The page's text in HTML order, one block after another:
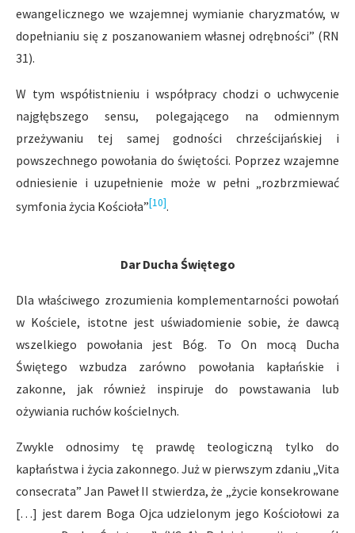
ewangelicznego we wzajemnej wymianie charyzmatów, w
dopełnianiu się z poszanowaniem własnej odrębności” (RN
31).
W tym współistnieniu i współpracy chodzi o uchwycenie
najgłębszego sensu, polegającego na odmiennym
przeżywaniu tej samej godności chrześcijańskiej i
powszechnego powołania do świętości. Poprzez wzajemne
odniesienie i uzupełnienie może w pełni „rozbrzmiewać
symfonia życia Kościoła”[10].
Dar Ducha Świętego
Dla właściwego zrozumienia komplementarności powołań
w Kościele, istotne jest uświadomienie sobie, że dawcą
wszelkiego powołania jest Bóg. To On mocą Ducha
Świętego wzbudza zarówno powołania kapłańskie i
zakonne, jak również inspiruje do powstawania lub
ożywiania ruchów kościelnych.
Zwykle odnosimy tę prawdę teologiczną tylko do
kapłaństwa i życia zakonnego. Już w pierwszym zdaniu „Vita
consecrata” Jan Paweł II stwierdza, że „życie konsekrowane
[…] jest darem Boga Ojca udzielonym jego Kościołowi za